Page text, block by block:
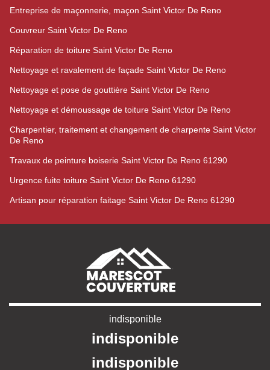
Entreprise de maçonnerie, maçon Saint Victor De Reno
Couvreur Saint Victor De Reno
Réparation de toiture Saint Victor De Reno
Nettoyage et ravalement de façade Saint Victor De Reno
Nettoyage et pose de gouttière Saint Victor De Reno
Nettoyage et démoussage de toiture Saint Victor De Reno
Charpentier, traitement et changement de charpente Saint Victor
De Reno
Travaux de peinture boiserie Saint Victor De Reno 61290
Urgence fuite toiture Saint Victor De Reno 61290
Artisan pour réparation faitage Saint Victor De Reno 61290
indisponible
indisponible
indisponible